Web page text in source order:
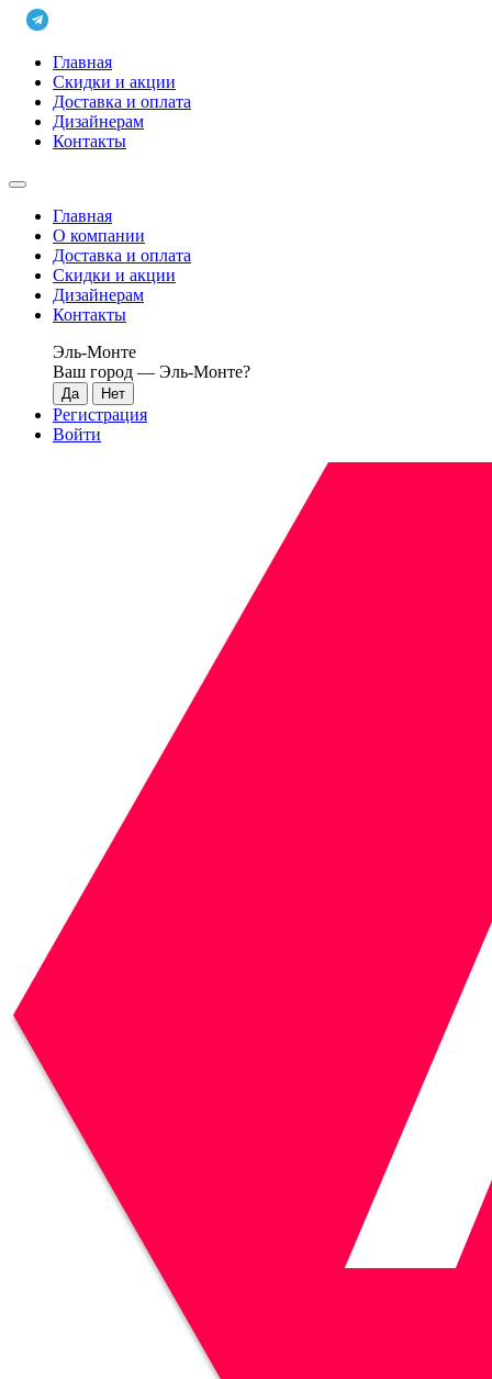
Главная
Скидки и акции
Доставка и оплата
Дизайнерам
Контакты
Главная
О компании
Доставка и оплата
Скидки и акции
Дизайнерам
Контакты
Эль-Монте
Ваш город — Эль-Монте?
Регистрация
Войти